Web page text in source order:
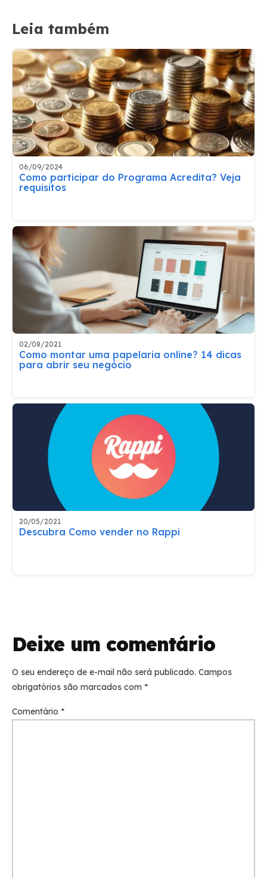
Leia também
06/09/2024
Como participar do Programa Acredita? Veja
requisitos
02/08/2021
Como montar uma papelaria online? 14 dicas
para abrir seu negócio
20/05/2021
Descubra Como vender no Rappi
Deixe um comentário
O seu endereço de e-mail não será publicado. Campos
obrigatórios são marcados com *
Comentário *